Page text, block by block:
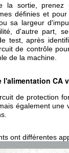
sortie, prenez
définies et pour
sa largeur
d'autre part,
test, après
de contrôle
de la machine.
CA
de protection
également une
ont différentes